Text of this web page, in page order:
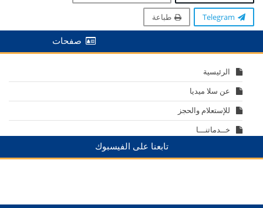
Telegram طباعة
صفحات
الرئيسية
عن سلا ميديا
للإستعلام والحجز
خــدماتنـــا
تابعنا على الفيسبوك